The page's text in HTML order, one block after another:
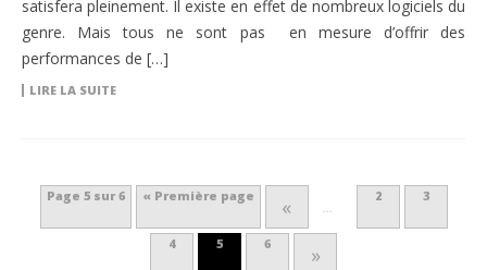
satisfera pleinement. Il existe en effet de nombreux logiciels du
genre. Mais tous ne sont pas en mesure d’offrir des
performances de […]
LIRE LA SUITE
Page 5 sur 6 « Première page « …
2 3
4 5 6 »